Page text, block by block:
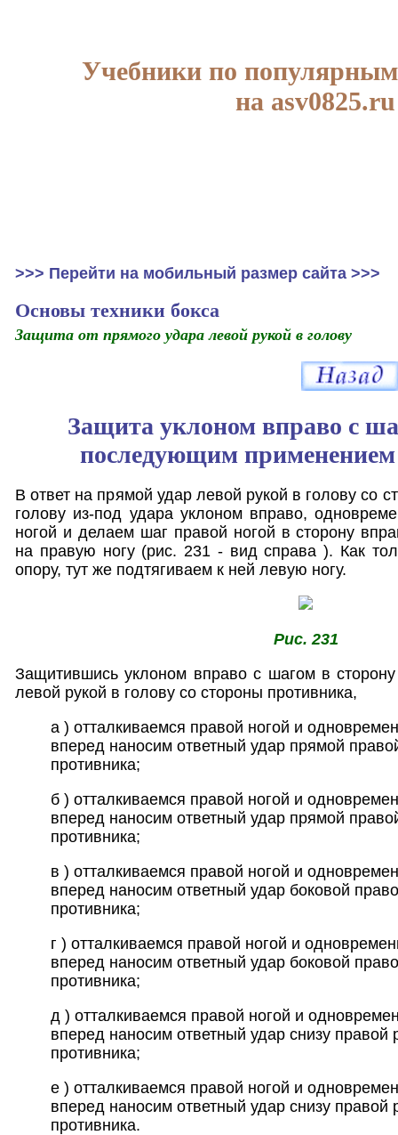
Учебники по
на asv0825.ru
>>> Перейти на мобильный размер сайта >>>
Основы техники бокса
Защита от прямого удара левой рукой в голову
Защита уклоном вправо с
последующим применением
В ответ на прямой удар левой рукой в голову со
голову из-под удара уклоном вправо,
ногой и делаем шаг правой ногой в сторону
на правую ногу (рис. 231 - вид справа ). Как
опору, тут же подтягиваем к ней левую ногу.
Рис. 231
Защитившись уклоном вправо с шагом в
левой рукой в голову со стороны противника,
а ) отталкиваемся правой ногой и
вперед наносим ответный удар прямой
противника;
б ) отталкиваемся правой ногой и
вперед наносим ответный удар прямой
противника;
в ) отталкиваемся правой ногой и
вперед наносим ответный удар боковой
противника;
г ) отталкиваемся правой ногой и
вперед наносим ответный удар боковой
противника;
д ) отталкиваемся правой ногой и
вперед наносим ответный удар снизу правой
противника;
е ) отталкиваемся правой ногой и
вперед наносим ответный удар снизу правой
противника.